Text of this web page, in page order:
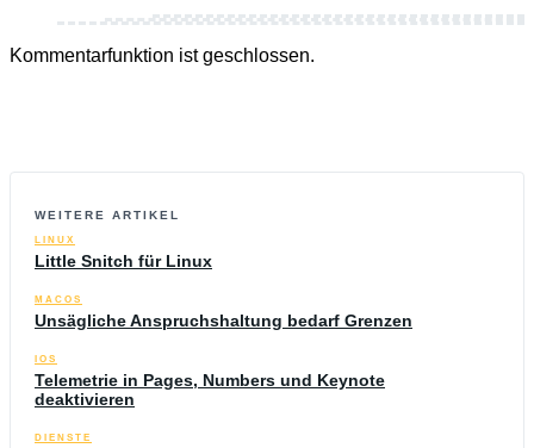
Kommentarfunktion ist geschlossen.
WEITERE ARTIKEL
LINUX
Little Snitch für Linux
MACOS
Unsägliche Anspruchshaltung bedarf Grenzen
IOS
Telemetrie in Pages, Numbers und Keynote
deaktivieren
DIENSTE